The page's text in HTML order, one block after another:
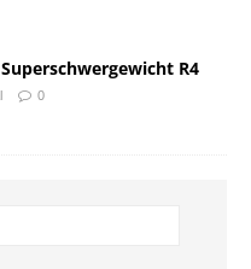
R4
0